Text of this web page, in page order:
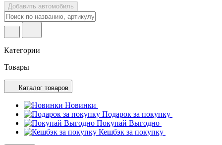
Добавить автомобиль
Категории
Товары
Каталог товаров
Новинки
Подарок за покупку
Покупай Выгодно
Кешбэк за покупку